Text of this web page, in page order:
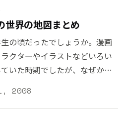
が彼の生き方にも影響してい
メキシコ壁画運動が大型でダ
クな彼の作風の土台を作り出
われています
www.generativemusic.com/
Eno がプロデュースした
アプリ。タップするだけで不
楽と映像を作り出すことが出
紀の楽器クレヨン・フィジッ
www.dothehudson.net/jp/app/
] (600円)ハドソンの iPhone
natural-fractals.html] 自然界に
ラクタルを幾つか紹介George
] フラ
彫刻作品が幾つか掲載されて
世界の地図まとめ
の頃だったでしょうか。漫画
クターやイラストなどいろい
いた時期でしたが、なぜか地
きながら自分の創った世界を
て楽しんでいました。今でも
2008